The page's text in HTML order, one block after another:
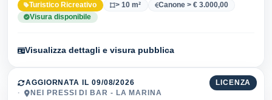
Turistico Ricreativo > 10 m²
Canone > € 3.000,00
Visura disponibile
Visualizza dettagli e visura pubblica
LICENZA
AGGIORNATA IL 09/08/2026
NEI PRESSI DI BAR - LA MARINA